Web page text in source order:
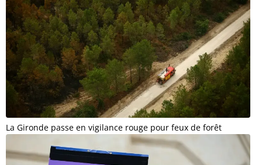
La Gironde passe en vigilance rouge pour feux de forêt